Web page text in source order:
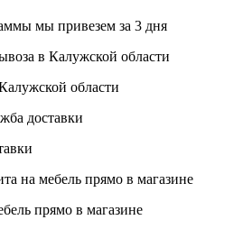
мы привезем за 3 дня
области
прямо в магазине